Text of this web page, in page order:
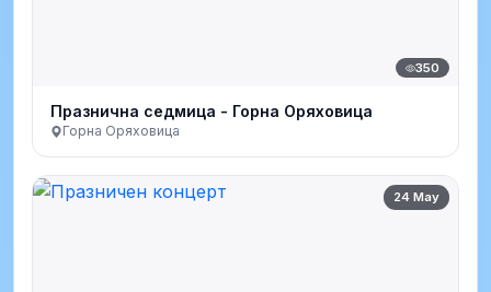
350
Празнична седмица - Горна Оряховица
Горна Оряховица
24 May